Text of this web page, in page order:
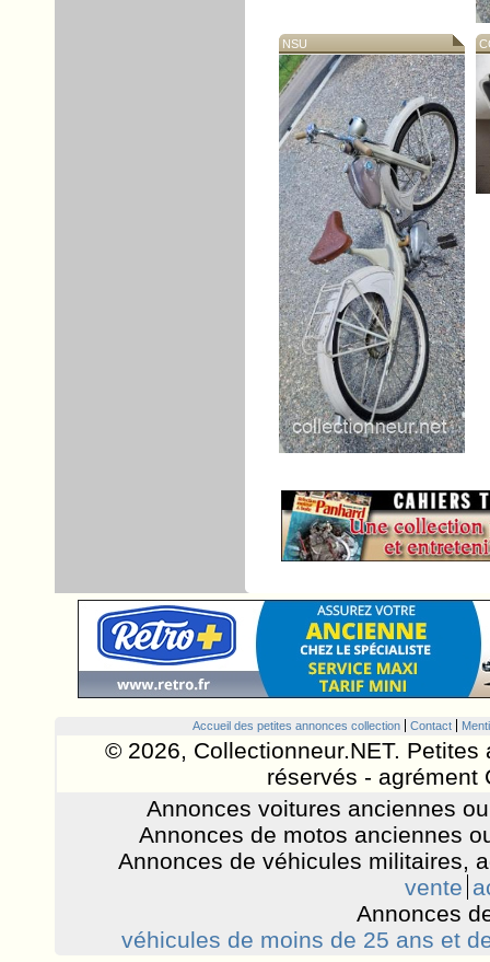
NSU
Accueil des petites annonces collection Contact
© 2026, Collectionneur.NET.
réservés - agrément
Annonces voitures anciennes
Annonces de motos anciennes
Annonces de véhicules militaires,
vente
Annonces
véhicules de moins de 25 ans et